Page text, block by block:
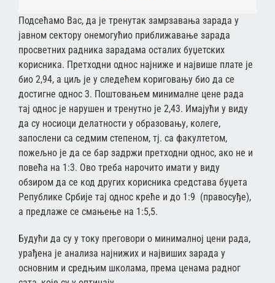
Подсећамо Вас, да је тренутак замрзавања зарада у
јавном сектору онемогућио приближавање зарада
просветних радника зарадама осталих буџетских
корисника. Претходни однос најниже и највише плате је
био 2,94, а циљ је у следећем кориговању био да се
достигне однос 3. Поштовањем минималне цене рада
тај однос је нарушен и тренутно је 2,43. Имајући у виду
да су носиоци делатности у образовању, колеге,
запослени са седмим степеном, тј. са факултетом,
пожељно је да се бар задржи претходни однос, ако не и
повећа на 1:3. Ово треба нарочито имати у виду
обзиром да се код других корисника средстава буџета
Републике Србије тај однос креће и до 1:9 (правосуђе),
а предлаже се смањење на 1:5,5.
Будући да су у току преговори о минималној цени рада,
урађена је анализа најнижих и највиших зарада у
основним и средњим школама, према ценама радног